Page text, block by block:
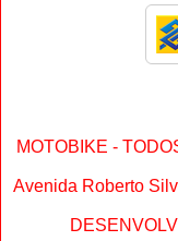
MOTOBIKE -
Avenida Roberto